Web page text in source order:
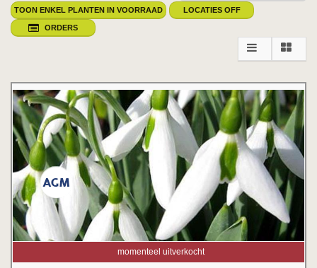
TOON ENKEL PLANTEN IN VOORRAAD LOCATIES OFF
ORDERS
momenteel uitverkocht